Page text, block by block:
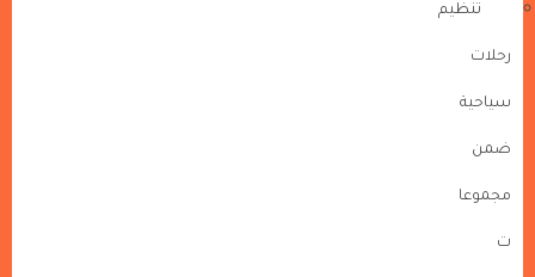
تنظيم
رحلات
سياحية
ضمن
مجموعا
ت